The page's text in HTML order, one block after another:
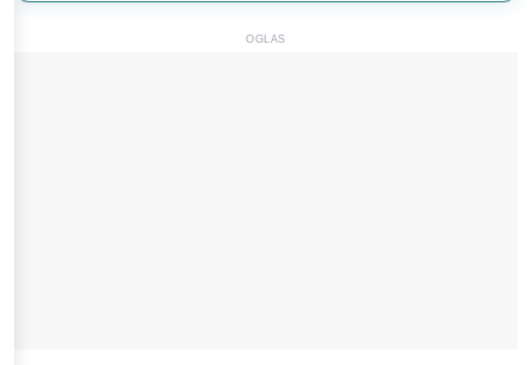
OGLAS